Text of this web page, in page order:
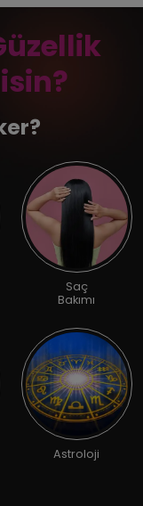
Saç
Bakımı
Astroloji